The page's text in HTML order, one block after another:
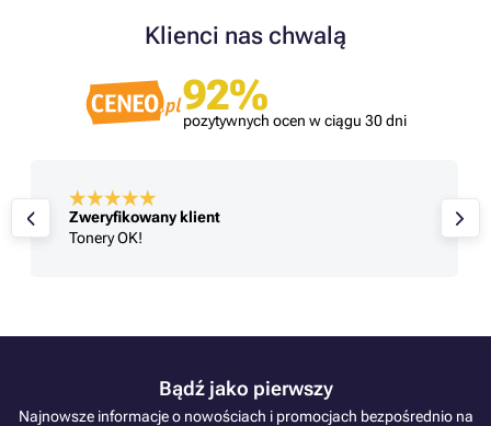
Klienci nas chwalą
92%
pozytywnych ocen w ciągu 30 dni
Zweryfikowany klient
Tonery OK!
Bądź jako pierwszy
Najnowsze informacje o nowościach i promocjach bezpośrednio na